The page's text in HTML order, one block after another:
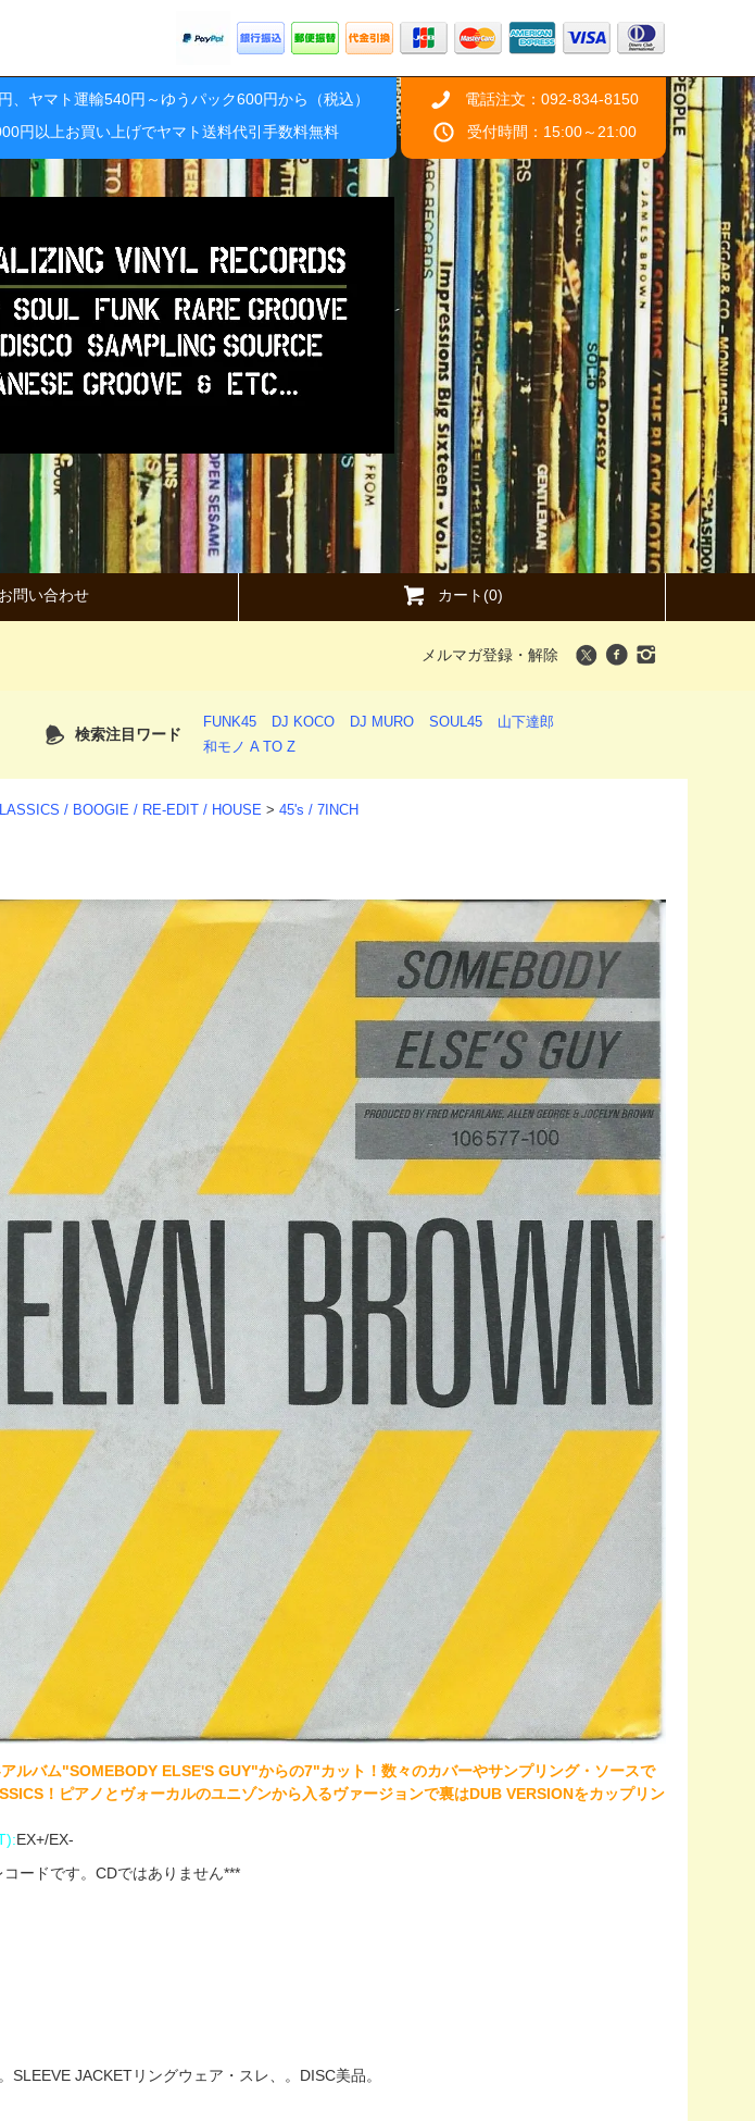
ヤマト運輸540円～ゆうパック600円から（税込）
円以上お買い上げでヤマト送料代引手数料無料
電話注文：092-834-8150
受付時間：15:00～21:00
お問い合わせ カート(0)
メルマガ登録・解除
検索注目ワード
FUNK45 DJ KOCO DJ MURO SOUL45
山下達郎
和モノ A TO Z
/ BOOGIE / RE-EDIT / HOUSE > 45's / 7INCH
ルバム"SOMEBODY ELSE'S GUY"からの7"カット！数々のカバーやサンプリング・ソースで
！ピアノとヴォーカルのユニゾンから入るヴァージョンで裏はDUB VERSIONをカップリン
EX+/EX-
ードです。CDではありません***
SLEEVE JACKETリングウェア・スレ、。DISC美品。